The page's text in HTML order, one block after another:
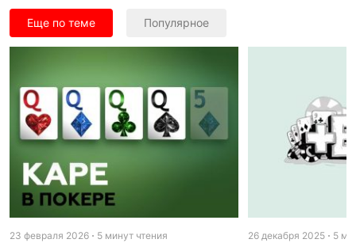
Еще по теме Популярное
23 февраля 2026 5 минут чтения 26 декабря 2025 5